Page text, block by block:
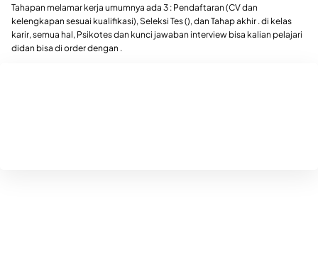
Tahapan melamar kerja umumnya ada 3 : Pendaftaran (CV dan
kelengkapan sesuai kualifikasi), Seleksi Tes (), dan Tahap akhir . di kelas
karir, semua hal, Psikotes dan kunci jawaban interview bisa kalian pelajari
didan bisa di order dengan .